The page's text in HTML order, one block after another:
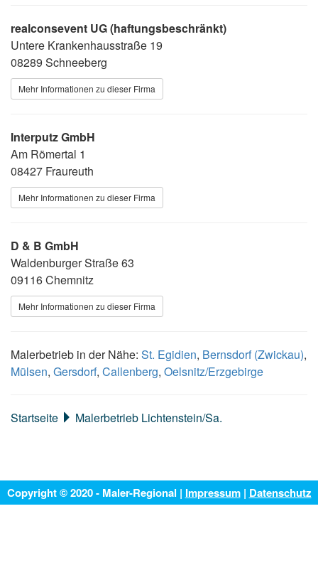
realconsevent UG (haftungsbeschränkt)
Untere Krankenhausstraße 19
08289 Schneeberg
Mehr Informationen zu dieser Firma
Interputz GmbH
Am Römertal 1
08427 Fraureuth
Mehr Informationen zu dieser Firma
D & B GmbH
Waldenburger Straße 63
09116 Chemnitz
Mehr Informationen zu dieser Firma
Malerbetrieb in der Nähe: St. Egidien, Bernsdorf (Zwickau),
Mülsen, Gersdorf, Callenberg, Oelsnitz/Erzgebirge
Startseite Malerbetrieb Lichtenstein/Sa.
Copyright © 2020 - Maler-Regional | Impressum| Datenschutz